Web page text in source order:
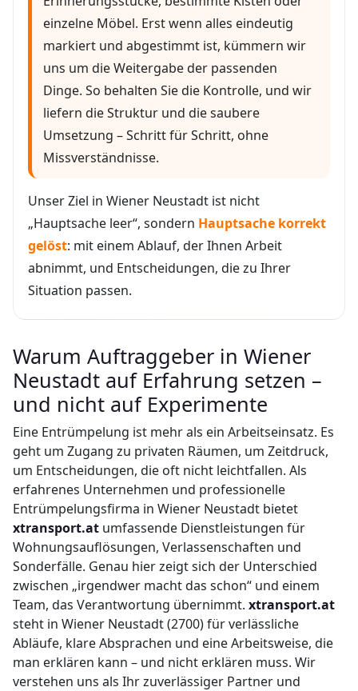
einzelne Möbel. Erst wenn alles eindeutig
markiert und abgestimmt ist, kümmern wir
uns um die Weitergabe der passenden
Dinge. So behalten Sie die Kontrolle, und wir
liefern die Struktur und die saubere
Umsetzung – Schritt für Schritt, ohne
Missverständnisse.
Unser Ziel in Wiener Neustadt ist nicht
„Hauptsache leer“, sondern Hauptsache korrekt
gelöst: mit einem Ablauf, der Ihnen Arbeit
abnimmt, und Entscheidungen, die zu Ihrer
Situation passen.
Warum Auftraggeber in Wiener
Neustadt auf Erfahrung setzen –
und nicht auf Experimente
Eine Entrümpelung ist mehr als ein Arbeitseinsatz. Es
geht um Zugang zu privaten Räumen, um Zeitdruck,
um Entscheidungen, die oft nicht leichtfallen. Als
erfahrenes Unternehmen und professionelle
Entrümpelungsfirma in Wiener Neustadt bietet
xtransport.at umfassende Dienstleistungen für
Wohnungsauflösungen, Verlassenschaften und
Sonderfälle. Genau hier zeigt sich der Unterschied
zwischen „irgendwer macht das schon“ und einem
Team, das Verantwortung übernimmt. xtransport.at
steht in Wiener Neustadt (2700) für verlässliche
Abläufe, klare Absprachen und eine Arbeitsweise, die
man erklären kann – und nicht erklären muss. Wir
verstehen uns als Ihr zuverlässiger Partner und